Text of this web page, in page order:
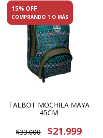
15% OFF
COMPRANDO 1 O MÁS
TALBOT MOCHILA MAYA
45CM
$33.000 $21.999